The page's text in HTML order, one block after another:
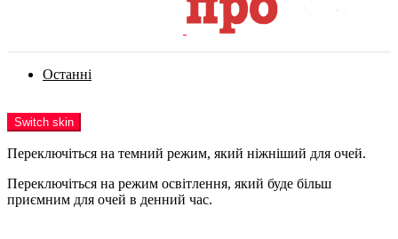
Останні
Switch skin
Переключіться на темний режим, який ніжніший для очей.
Переключіться на режим освітлення, який буде більш
приємним для очей в денний час.